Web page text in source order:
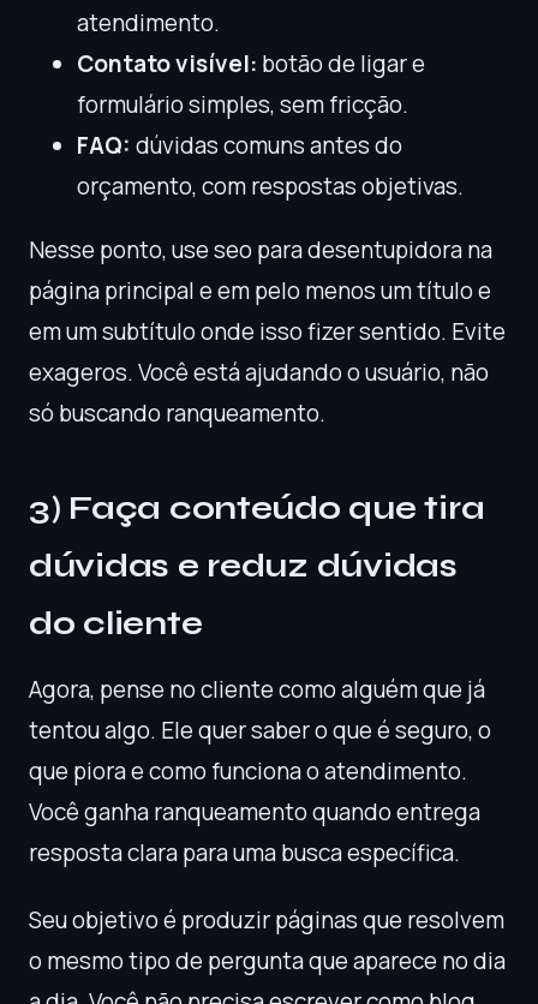
atendimento.
Contato visível: botão de ligar e
formulário simples, sem fricção.
FAQ: dúvidas comuns antes do
orçamento, com respostas objetivas.
Nesse ponto, use seo para desentupidora na
página principal e em pelo menos um título e
em um subtítulo onde isso fizer sentido. Evite
exageros. Você está ajudando o usuário, não
só buscando ranqueamento.
3) Faça conteúdo que tira
dúvidas e reduz dúvidas
do cliente
Agora, pense no cliente como alguém que já
tentou algo. Ele quer saber o que é seguro, o
que piora e como funciona o atendimento.
Você ganha ranqueamento quando entrega
resposta clara para uma busca específica.
Seu objetivo é produzir páginas que resolvem
o mesmo tipo de pergunta que aparece no dia